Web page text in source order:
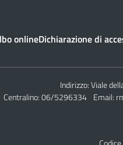
onlineDichiarazione di
Indirizzo:Viale
Centralino:06/5296334 Email: